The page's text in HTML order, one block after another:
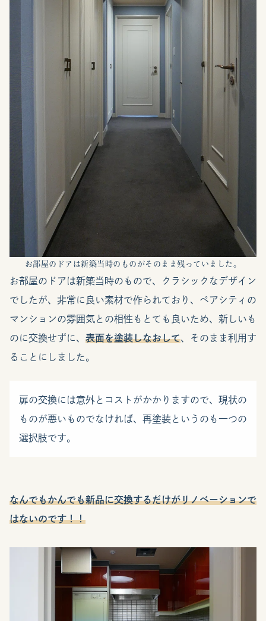
お部屋のドアは新築当時のものがそのまま残っていました。
お部屋のドアは新築当時のもので、クラシックなデザイン
でしたが、非常に良い素材で作られており、ペアシティの
マンションの雰囲気との相性もとても良いため、新しいも
のに交換せずに、 表面を塗装しなおして、そのまま利用す
ることにしました。
扉の交換には意外とコストがかかりますので、現状の
ものが悪いものでなければ、再塗装というのも一つの
選択肢です。
なんでもかんでも新品に交換するだけがリノベーションで
はないのです！！